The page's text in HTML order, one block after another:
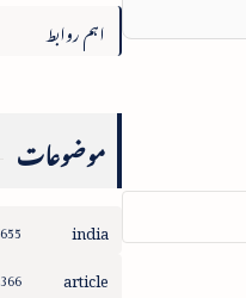
اہم روابط
موضوعات
india
article